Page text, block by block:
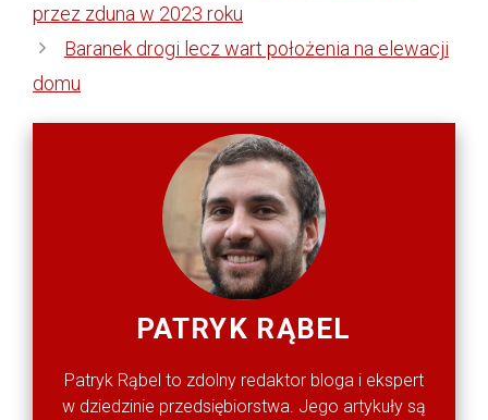
przez zduna w 2023 roku
Baranek drogi lecz wart położenia na elewacji
domu
PATRYK RĄBEL
Patryk Rąbel to zdolny redaktor bloga i ekspert
w dziedzinie przedsiębiorstwa. Jego artykuły są